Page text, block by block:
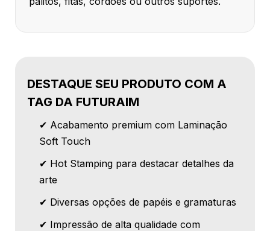
DESTAQUE SEU PRODUTO COM A
TAG DA FUTURAIM
✔ Acabamento premium com Laminação
Soft Touch
✔ Hot Stamping para destacar detalhes da
arte
✔ Diversas opções de papéis e gramaturas
✔ Impressão de alta qualidade com